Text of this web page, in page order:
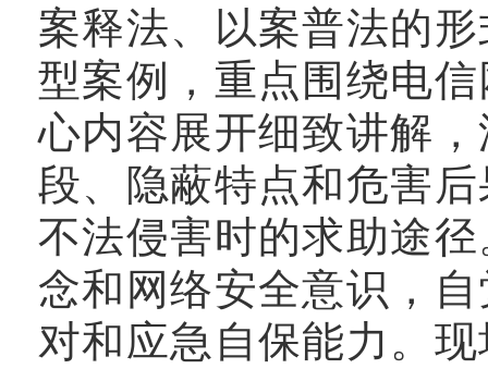
案释法、以案普法的
型案例，重点围绕电
心内容展开细致讲解
段、隐蔽特点和危害
不法侵害时的求助途
念和网络安全意识，
对和应急自保能力。